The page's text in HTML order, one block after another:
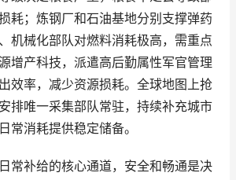
耗；炼钢厂和石油基地分别支撑弹药
机械化部队对燃料消耗极高，需重点
增产科技，派遣高后勤属性军官管理
效率，减少资源损耗。全球地图上抢
排唯一采集部队常驻，持续补充城市
常消耗提供稳定储备。
常补给的核心通道，安全和畅通是决